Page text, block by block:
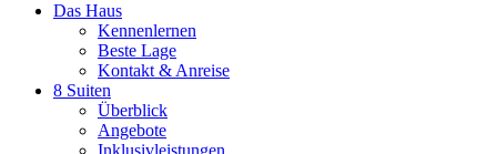
Das Haus
Kennenlernen
Beste Lage
Kontakt & Anreise
8 Suiten
Überblick
Angebote
Inklusivleistungen